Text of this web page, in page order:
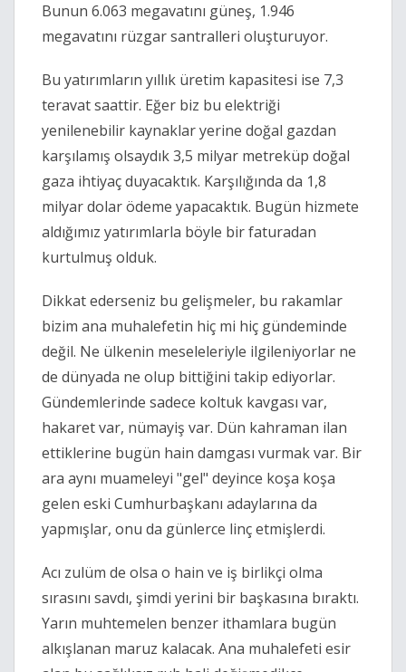
Bunun 6.063 megavatını güneş, 1.946
megavatını rüzgar santralleri oluşturuyor.
Bu yatırımların yıllık üretim kapasitesi ise 7,3
teravat saattir. Eğer biz bu elektriği
yenilenebilir kaynaklar yerine doğal gazdan
karşılamış olsaydık 3,5 milyar metreküp doğal
gaza ihtiyaç duyacaktık. Karşılığında da 1,8
milyar dolar ödeme yapacaktık. Bugün hizmete
aldığımız yatırımlarla böyle bir faturadan
kurtulmuş olduk.
Dikkat ederseniz bu gelişmeler, bu rakamlar
bizim ana muhalefetin hiç mi hiç gündeminde
değil. Ne ülkenin meseleleriyle ilgileniyorlar ne
de dünyada ne olup bittiğini takip ediyorlar.
Gündemlerinde sadece koltuk kavgası var,
hakaret var, nümayiş var. Dün kahraman ilan
ettiklerine bugün hain damgası vurmak var. Bir
ara aynı muameleyi "gel" deyince koşa koşa
gelen eski Cumhurbaşkanı adaylarına da
yapmışlar, onu da günlerce linç etmişlerdi.
Acı zulüm de olsa o hain ve iş birlikçi olma
sırasını savdı, şimdi yerini bir başkasına bıraktı.
Yarın muhtemelen benzer ithamlara bugün
alkışlanan maruz kalacak. Ana muhalefeti esir